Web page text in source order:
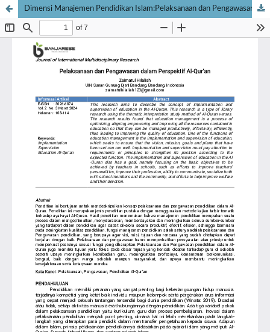
Dimensi Manajemen Pendidikan Islam:Pelaksanaan dan Pengawasan dalam Perspektif Al-Qur’an